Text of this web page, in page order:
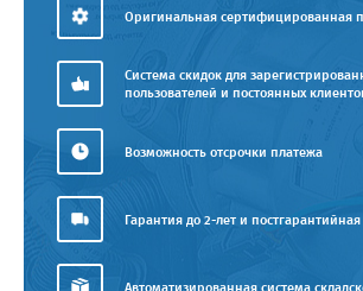
Оригинальная сертифицированная
Система скидок для
пользователей и постоянных
Возможность отсрочки платежа
Гарантия до 2-лет и